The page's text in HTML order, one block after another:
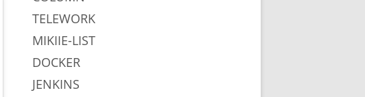
TELEWORK
MIKIIE-LIST
DOCKER
JENKINS